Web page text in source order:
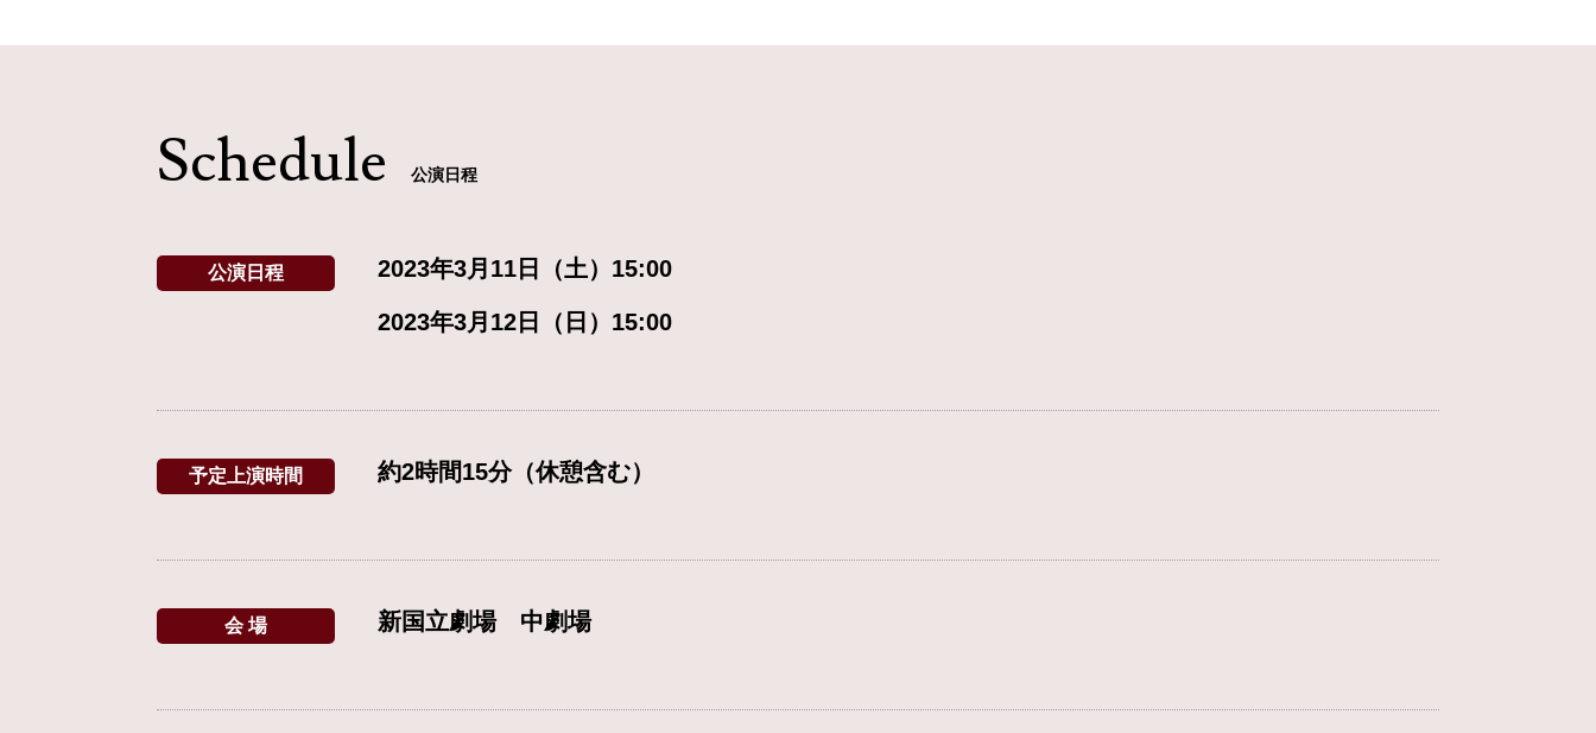
Schedule 公演日程
公演日程 2023年3月11日（土）15:00
2023年3月12日（日）15:00
予定上演時間 約2時間15分（休憩含む）
会 場 新国立劇場 中劇場